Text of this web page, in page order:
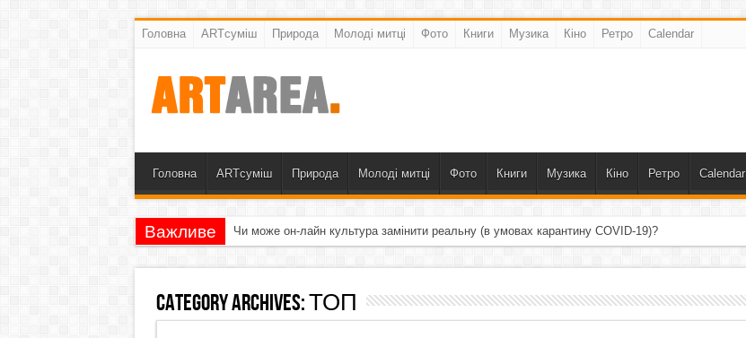
Головна ARTсуміш Природа Молоді митці Фото Книги Музика Кіно Ретро Calendar
Головна ARTсуміш Природа Молоді митці Фото Книги Музика Кіно Ретро Calendar
Важливе Чи може он-лайн культура замінити реальну (в умовах карантину COVID-19)?
Category Archives:ТОП